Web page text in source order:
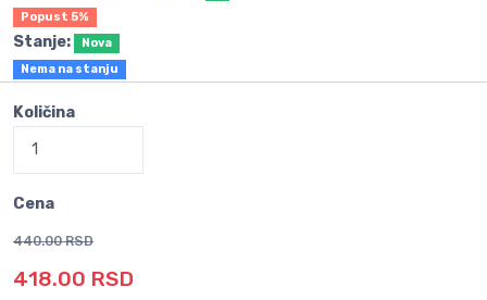
Popust 5%
Stanje:
Nova
Nema na stanju
Količina
Cena
440.00 RSD
418.00 RSD